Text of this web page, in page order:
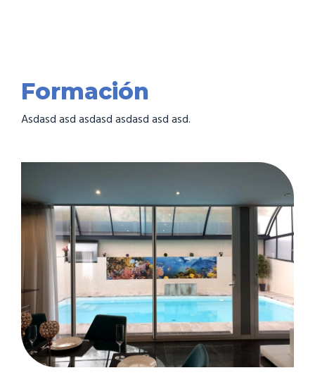
Formación
Asdasd asd asdasd asdasd asd asd.